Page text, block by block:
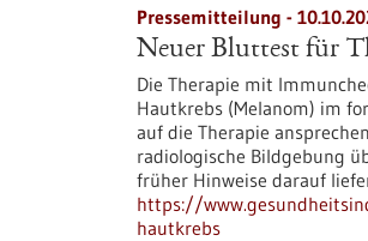
Pressemitteilung -
Neuer Bluttest für
Die Therapie mit
Hautkrebs (Melanom) im
auf die Therapie
radiologische Bildgebung
früher Hinweise darauf
https://
hautkrebs